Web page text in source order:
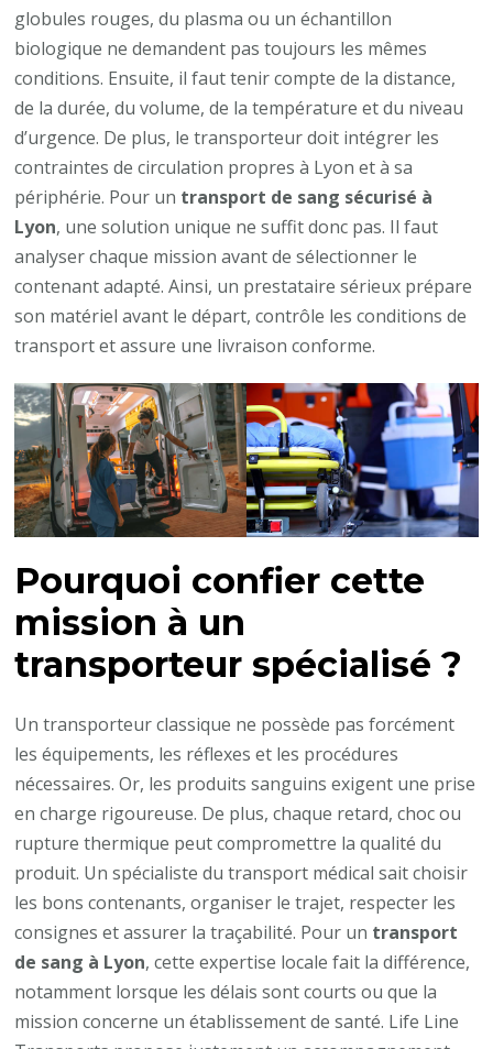
globules rouges, du plasma ou un échantillon
biologique ne demandent pas toujours les mêmes
conditions. Ensuite, il faut tenir compte de la distance,
de la durée, du volume, de la température et du niveau
d’urgence. De plus, le transporteur doit intégrer les
contraintes de circulation propres à Lyon et à sa
périphérie. Pour un transport de sang sécurisé à
Lyon, une solution unique ne suffit donc pas. Il faut
analyser chaque mission avant de sélectionner le
contenant adapté. Ainsi, un prestataire sérieux prépare
son matériel avant le départ, contrôle les conditions de
transport et assure une livraison conforme.
Pourquoi confier cette
mission à un
transporteur spécialisé ?
Un transporteur classique ne possède pas forcément
les équipements, les réflexes et les procédures
nécessaires. Or, les produits sanguins exigent une prise
en charge rigoureuse. De plus, chaque retard, choc ou
rupture thermique peut compromettre la qualité du
produit. Un spécialiste du transport médical sait choisir
les bons contenants, organiser le trajet, respecter les
consignes et assurer la traçabilité. Pour un transport
de sang à Lyon, cette expertise locale fait la différence,
notamment lorsque les délais sont courts ou que la
mission concerne un établissement de santé. Life Line